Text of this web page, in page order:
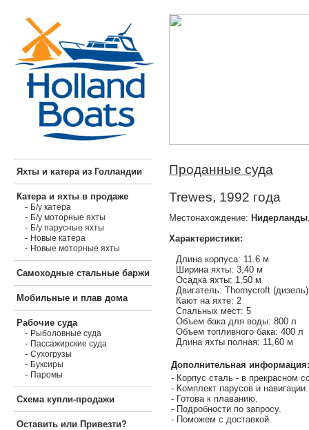
Яхты и катера из Голландии
Катера и яхты в продаже
- Б/у катера
- Б/у моторные яхты
- Б/у парусные яхты
- Новые катера
- Новые моторные яхты
Самоходные стальные баржи
Мобильные и плав дома
Рабочие суда
- Рыболовные суда
- Пассажирские суда
- Сухогрузы
- Буксиры
- Паромы
Схема купли-продажи
Оставить или Привезти?
Проданные суда
Trewes, 1992 года
Местонахождение: Нидерланды
Характеристики:
Длина корпуса: 11.6 м
Ширина яхты: 3,40 м
Осадка яхты: 1,50 м
Двигатель: Thornycroft
Кают на яхте: 2
Спальных мест: 5
Объем бака для воды: 800 л
Объем топливного бака: 400 л
Длина яхты полная: 11,60 м
Дополнительная информация:
- Корпус сталь - в прекрасном
- Комплект парусов и навигации.
- Готова к плаванию.
- Подробности по запросу.
- Поможем с доставкой.